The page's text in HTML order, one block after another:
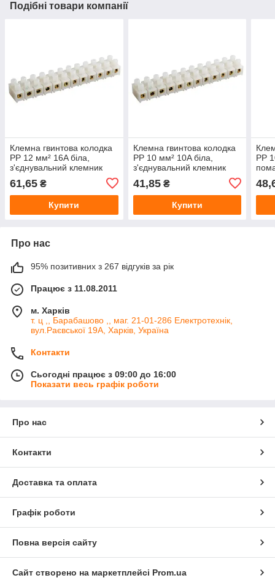
Подібні товари компанії
Клемна гвинтова колодка
PP 12 мм² 16A біла,
з'єднувальний клемник
блок
61,65 ₴
Купити
Клемна гвинтова колодка
PP 10 мм² 10A біла,
з'єднувальний клемник
блок
41,85₴
Купити
PP
для
блок
Про нас
95% позитивних з 267 відгуків за рік
Працює з 11.08.2011
м. Харків
т. ц ,, Барабашово ,, маг. 21-01-286 Електротехнік,
вул.Раєвської 19А, Харків, Україна
Контакти
Сьогодні працює з 09:00 до 16:00
Показати весь графік роботи
Про нас
Контакти
Доставка та оплата
Графік роботи
Повна версія сайту
Сайт створено на маркетплейсі Prom.ua